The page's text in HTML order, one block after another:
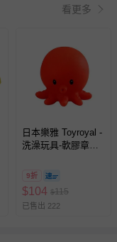
看更多
日本樂雅 Toyroyal -
洗澡玩具-軟膠章
9折
$104 $115
已售出 222